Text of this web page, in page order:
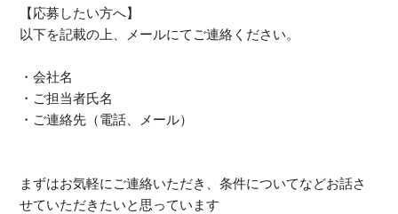
【応募したい方へ】
以下を記載の上、メールにてご連絡ください。
・会社名
・ご担当者氏名
・ご連絡先（電話、メール）
まずはお気軽にご連絡いただき、条件についてなどお話さ
せていただきたいと思っています